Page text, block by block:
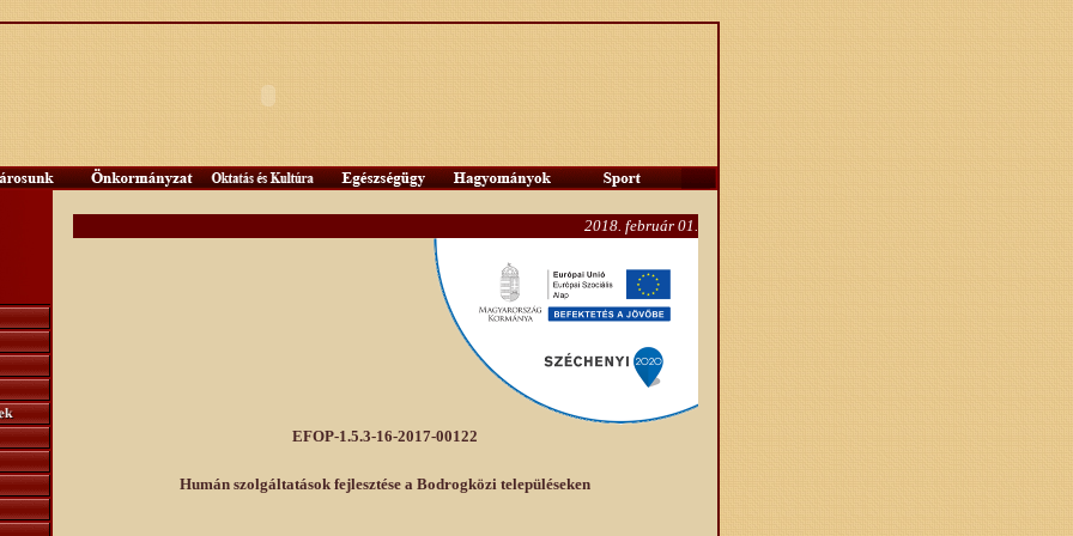
2018. február 01.
EFOP-1.5.3-16-2017-00122
Humán szolgáltatások fejlesztése a Bodrogközi településeken